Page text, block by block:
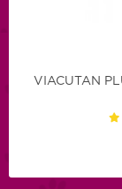
VIACUTAN